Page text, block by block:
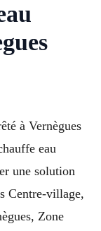
à Vernègues
eau
une solution
Centre-village,
Zone